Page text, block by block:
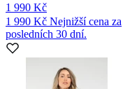
1 990 Kč
1 990 Kč Nejnižší cena za
posledních 30 dní.